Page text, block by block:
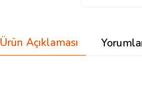
Ürün Açıklaması